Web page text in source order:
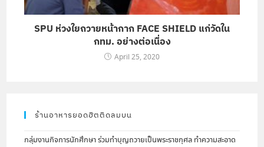
SPU ห่วงใยถวายหน้ากาก FACE SHIELD แก่วัดใน
กทม. อย่างต่อเนื่อง
April 25, 2020
ร้านอาหารยอดฮิตติดลมบน
กลุ่มงานกิจการนักศึกษา ร่วมทำบุญถวายเป็นพระราชกุศล ทำความสะอาด